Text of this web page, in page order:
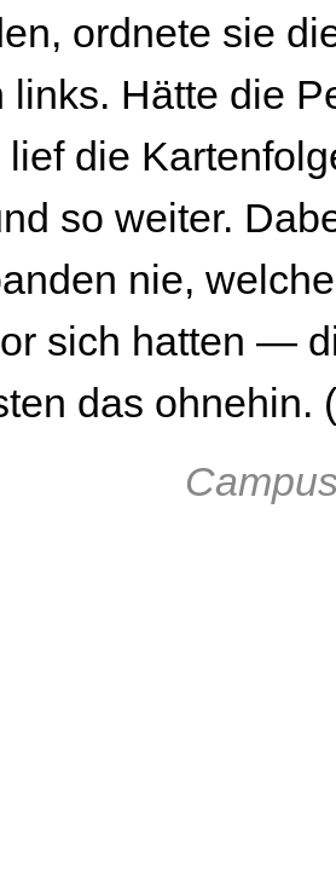
ordnete sie
links. Hätte die
lief die
so weiter.
nie,
sich hatten —
das ohnehin.